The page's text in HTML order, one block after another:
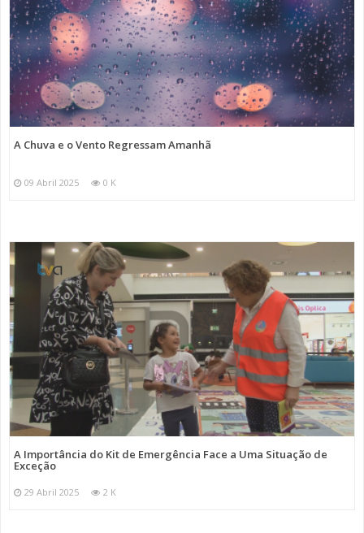
A Chuva e o Vento Regressam Amanhã
09 Abril 2025 0 K
A Importância do Kit de Emergência Face a Uma Situação de
Exceção
29 Abril 2025 2 K